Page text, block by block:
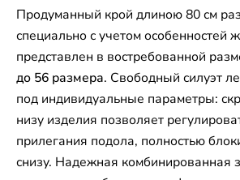
Продуманный крой длиною 80 см
специально с учетом особенностей
представлен в востребованной
до 56 размера. Свободный силуэт
под индивидуальные параметры:
низу изделия позволяет
прилегания подола, полностью
снизу. Надежная комбинированная